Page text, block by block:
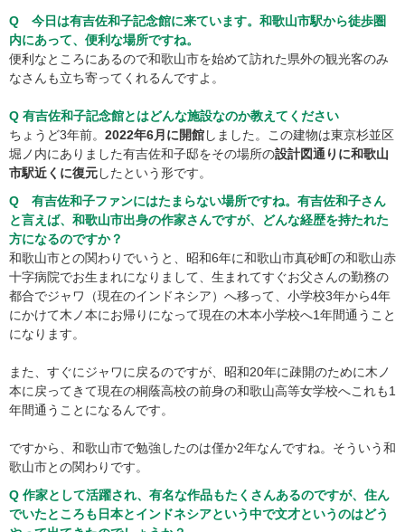
Q 今日は有吉佐和子記念館に来ています。和歌山市駅から徒歩圏
内にあって、便利な場所ですね。
便利なところにあるので和歌山市を始めて訪れた県外の観光客のみ
なさんも立ち寄ってくれるんですよ。
Q 有吉佐和子記念館とはどんな施設なのか教えてください
ちょうど3年前。 2022年6月に開館しました。この建物は東京杉並区
堀ノ内にありました有吉佐和子邸をその場所の設計図通りに和歌山
市駅近くに復元したという形です。
Q 有吉佐和子ファンにはたまらない場所ですね。有吉佐和子さん
と言えば、和歌山市出身の作家さんですが、どんな経歴を持たれた
方になるのですか？
和歌山市との関わりでいうと、昭和6年に和歌山市真砂町の和歌山赤
十字病院でお生まれになりまして、生まれてすぐお父さんの勤務の
都合でジャワ（現在のインドネシア）へ移って、小学校3年から4年
にかけて木ノ本にお帰りになって現在の木本小学校へ1年間通うこと
になります。
また、すぐにジャワに戻るのですが、昭和20年に疎開のために木ノ
本に戻ってきて現在の桐蔭高校の前身の和歌山高等女学校へこれも1
年間通うことになるんです。
ですから、和歌山市で勉強したのは僅か2年なんですね。そういう和
歌山市との関わりです。
Q 作家として活躍され、有名な作品もたくさんあるのですが、住ん
でいたところも日本とインドネシアという中で文才というのはどう